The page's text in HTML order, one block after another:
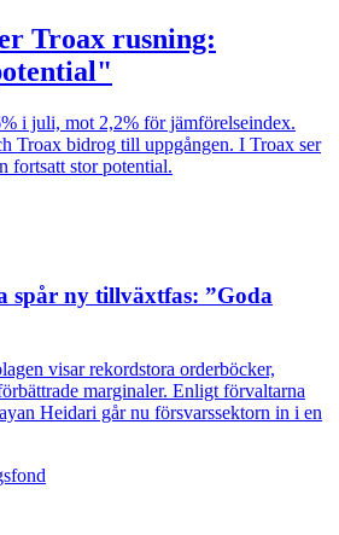
Troax rusning:
i juli, mot 2,2% för jämförelseindex.
Troax bidrog till uppgången. I Troax ser
fortsatt stor potential.
spår ny tillväxtfas: ”Goda
visar rekordstora orderböcker,
marginaler. Enligt förvaltarna
Heidari går nu försvarssektorn in i en